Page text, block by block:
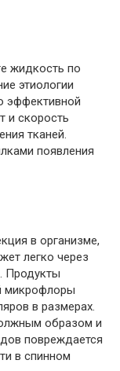
жидкость по
этиологии
эффективной
и скорость
тканей.
появления
в организме,
легко через
Продукты
микрофлоры
в размерах.
образом и
повреждается
в спинном